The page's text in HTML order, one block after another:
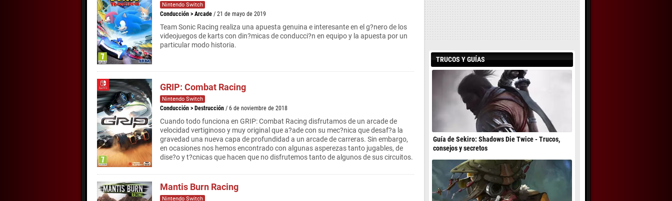
Nintendo Switch
Conducción > Arcade / 21 de mayo de 2019
Team Sonic Racing realiza una apuesta genuina e interesante en el g?nero de los
videojuegos de karts con din?micas de conducci?n en equipo y la apuesta por un
particular modo historia.
GRIP: Combat Racing
Nintendo Switch
Conducción > Destrucción / 6 de noviembre de 2018
Cuando todo funciona en GRIP: Combat Racing disfrutamos de un arcade de
velocidad vertiginoso y muy original que a?ade con su mec?nica que desaf?a la
gravedad una nueva capa de profundidad a un arcade de carreras. Sin embargo,
en ocasiones nos hemos encontrado con algunas asperezas tanto jugables, de
dise?o y t?cnicas que hacen que no disfrutemos tanto de algunos de sus circuitos.
Mantis Burn Racing
Nintendo Switch
TRUCOS Y GUÍAS
Guía de Sekiro: Shadows Die Twice - Trucos,
consejos y secretos